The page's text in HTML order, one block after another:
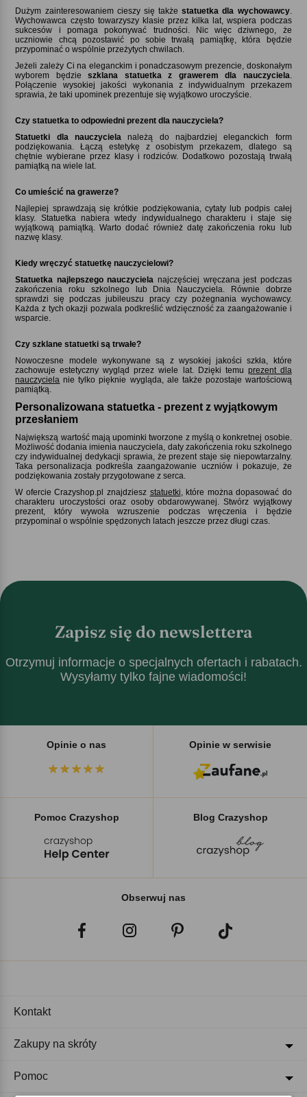
Dużym zainteresowaniem cieszy się takżestatuetka dla wychowawcy.
Wychowawca często towarzyszy klasie przez kilka lat, wspiera podczas
sukcesów i pomaga pokonywać trudności. Nic więc dziwnego, że
uczniowie chcą pozostawić po sobie trwałą pamiątkę, która będzie
przypominać o wspólnie przeżytych chwilach.
Jeżeli zależy Ci na eleganckim i ponadczasowym prezencie, doskonałym
wyborem będzieszklana statuetka z grawerem dla nauczyciela
Połączenie wysokiej jakości wykonania z indywidualnym przekazem
sprawia, że taki upominek prezentuje się wyjątkowo uroczyście.
Czy statuetka to odpowiedni prezent dla nauczyciela
Statuetki dla nauczyciela należą do najbardziej eleganckich form
podziękowania. Łączą estetykę z osobistym przekazem, dlatego są
chętnie wybierane przez klasy i rodziców. Dodatkowo pozostają trwałą
pamiątką na wiele lat.
Co umieścić na grawerze
Najlepiej sprawdzają się krótkie podziękowania, cytaty lub podpis całej
klasy. Statuetka nabiera wtedy indywidualnego charakteru i staje się
wyjątkową pamiątką. Warto dodać również datę zakończenia roku lub
nazwę klasy.
Kiedy wręczyć statuetkę nauczycielowi
Statuetka najlepszego nauczyciela najczęściej wręczana jest podczas
zakończenia roku szkolnego lub Dnia Nauczyciela. Równie dobrze
sprawdzi się podczas jubileuszu pracy czy pożegnania wychowawcy.
Każda z tych okazji pozwala podkreślić wdzięczność za zaangażowanie i
wsparcie.
Czy szklane statuetki są trwałe
Nowoczesne modele wykonywane są z wysokiej jakości szkła, które
zachowuje estetyczny wygląd przez wiele lat. Dzięki temu prezent dla
nauczyciela nie tylko pięknie wygląda, ale także pozostaje wartościową
pamiątką.
Personalizowana statuetka - prezent z wyjątkowym
przesłaniem
Największą wartość mają upominki tworzone z myślą o konkretnej osobie.
Możliwość dodania imienia nauczyciela, daty zakończenia roku szkolnego
czy indywidualnej dedykacji sprawia, że prezent staje się niepowtarzalny.
Taka personalizacja podkreśla zaangażowanie uczniów i pokazuje, że
podziękowania zostały przygotowane z serca.
W ofercie Crazyshop.pl znajdziesz statuetki , które można dopasować do
charakteru uroczystości oraz osoby obdarowywanej. Stwórz wyjątkowy
prezent, który wywoła wzruszenie podczas wręczenia i będzie
przypominał o wspólnie spędzonych latach jeszcze przez długi czas.
Zapisz się do newslettera
Otrzymuj informacje o specjalnych ofertach i rabatach.
Wysyłamy tylko fajne wiadomości!
Opinie o nas Opinie w serwisie
Pomoc Crazyshop Blog Crazyshop
Obserwuj nas
Kontakt
Zakupy na skróty
Pomoc